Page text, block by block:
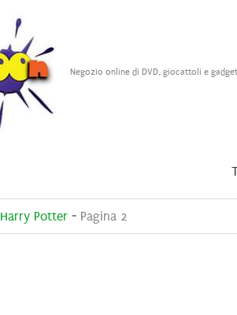
Negozio online di DVD, giocattoli e
Harry Potter - Pagina 2